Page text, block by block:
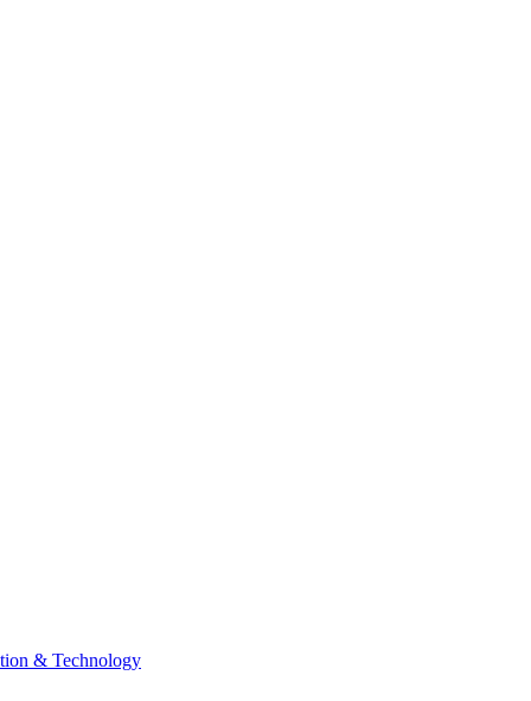
& Technology